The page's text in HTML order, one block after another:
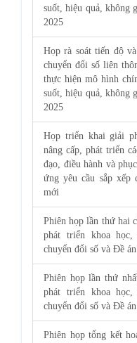
suốt, hiệu quả, không
2025
Họp rà soát tiến độ
chuyển đổi số liên
thực hiện mô hình
suốt, hiệu quả, không
2025
Họp triển khai giải
nâng cấp, phát triển
đạo, điều hành và
ứng yêu cầu sắp xếp
mới
Phiên họp lần thứ hai
phát triển khoa
chuyển đổi số và Đề
Phiên họp lần thứ
phát triển khoa
chuyển đổi số và Đề
Phiên họp tổng kết